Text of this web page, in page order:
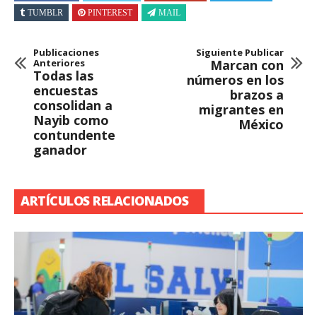
TUMBLR PINTEREST MAIL
Publicaciones
Anteriores
Todas las
encuestas
consolidan a
Nayib como
contundente
ganador
Siguiente Publicar
Marcan con
números en los
brazos a
migrantes en
México
ARTÍCULOS RELACIONADOS